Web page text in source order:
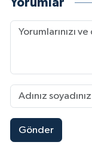
Yorumlar
Gönder